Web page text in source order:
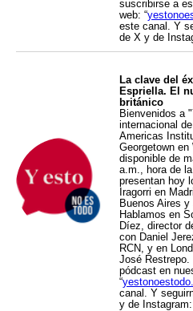
suscribirse a
web: “
este canal. Y
de X y de
La clave del
Espriella. El
británico
Bienvenidos a
internacional
Americas
Georgetown
disponible de
a.m., hora de
presentan hoy
Iragorri en
Buenos Aires
Hablamos en
Díez, director
con Daniel
RCN, y en
José
pódcast en
“
canal. Y
y de